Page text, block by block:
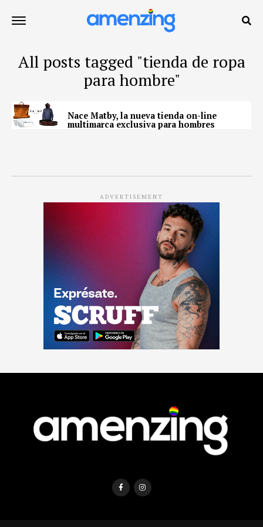
All posts tagged "tienda de ropa
para hombre"
Nace Matby, la nueva tienda on-line
multimarca exclusiva para hombres
ADVERTISEMENT